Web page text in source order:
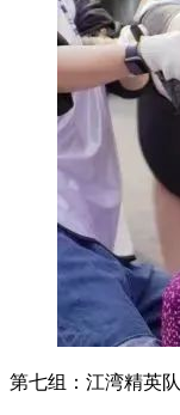
第七组：江湾精英队